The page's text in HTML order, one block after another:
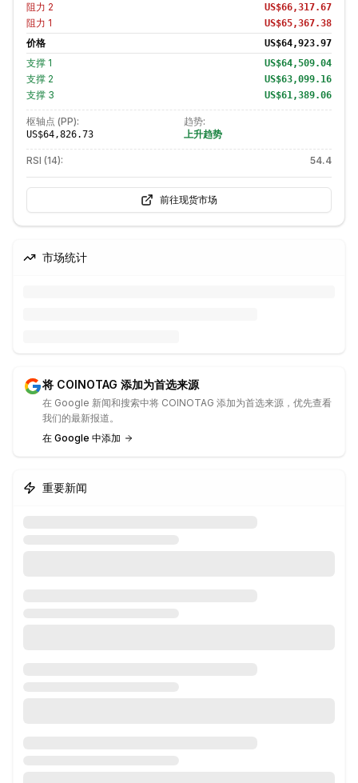
阻力 2 US$66,317.67
阻力 1 US$65,367.38
价格 US$64,923.97
支撑 1 US$64,509.04
支撑 2 US$63,099.16
支撑 3 US$61,389.06
枢轴点 (PP):
US$64,826.73
趋势:
上升趋势
RSI (14): 54.4
前往现货市场
市场统计
将 COINOTAG 添加为首选来源
在 Google 新闻和搜索中将 COINOTAG 添加为首选来源，优先查看
我们的最新报道。
在 Google 中添加
重要新闻